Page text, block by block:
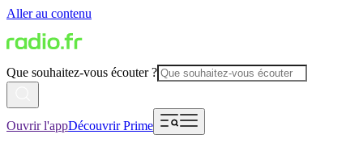
Aller au contenu
Que souhaitez-vous écouter ?
Ouvrir l'appDécouvrir Prime